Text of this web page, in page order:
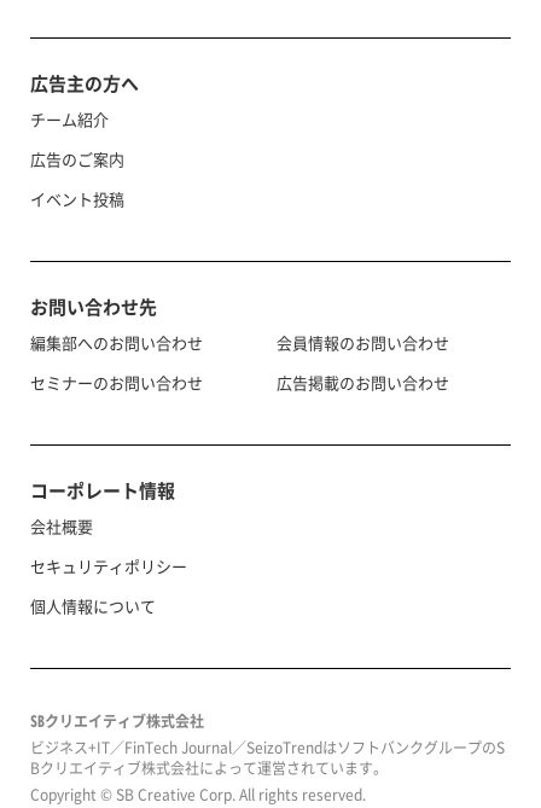
広告主の方へ
チーム紹介
広告のご案内
イベント投稿
お問い合わせ先
編集部へのお問い合わせ
セミナーのお問い合わせ
会員情報のお問い合わせ
広告掲載のお問い合わせ
コーポレート情報
会社概要
セキュリティポリシー
個人情報について
SBクリエイティブ株式会社
ビジネス+IT／FinTech Journal／SeizoTrendはソフトバンクグループのS
Bクリエイティブ株式会社によって運営されています。
Copyright © SB Creative Corp. All rights reserved.